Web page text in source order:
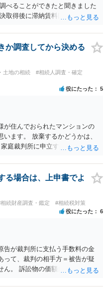
べることができたと聞きました
取得後に滞納賃料回収のため
りません。 残念ながら、事案
異なります。
か調査してから決める
土地の相続
#相続人調査・確定
役にたった 5
が住んでおられたマンションの
ます。 放棄するかどうかは、
庭裁判所に申立すれば3カ月の
す。 銀行やサラ金が数年も放置
借金が発見される可能性はほぼ
棄を検討していた案件で、期間
する過払金など相当な財産が見
りました。
る場合は、上申書でよ
続財産調査・鑑定 #相続税対策
役にたった 6
告が裁判所に支払う手数料の金
って、裁判の相手方＝被告が疑
ん。 訴訟物の価額自体が裁判の
ません。